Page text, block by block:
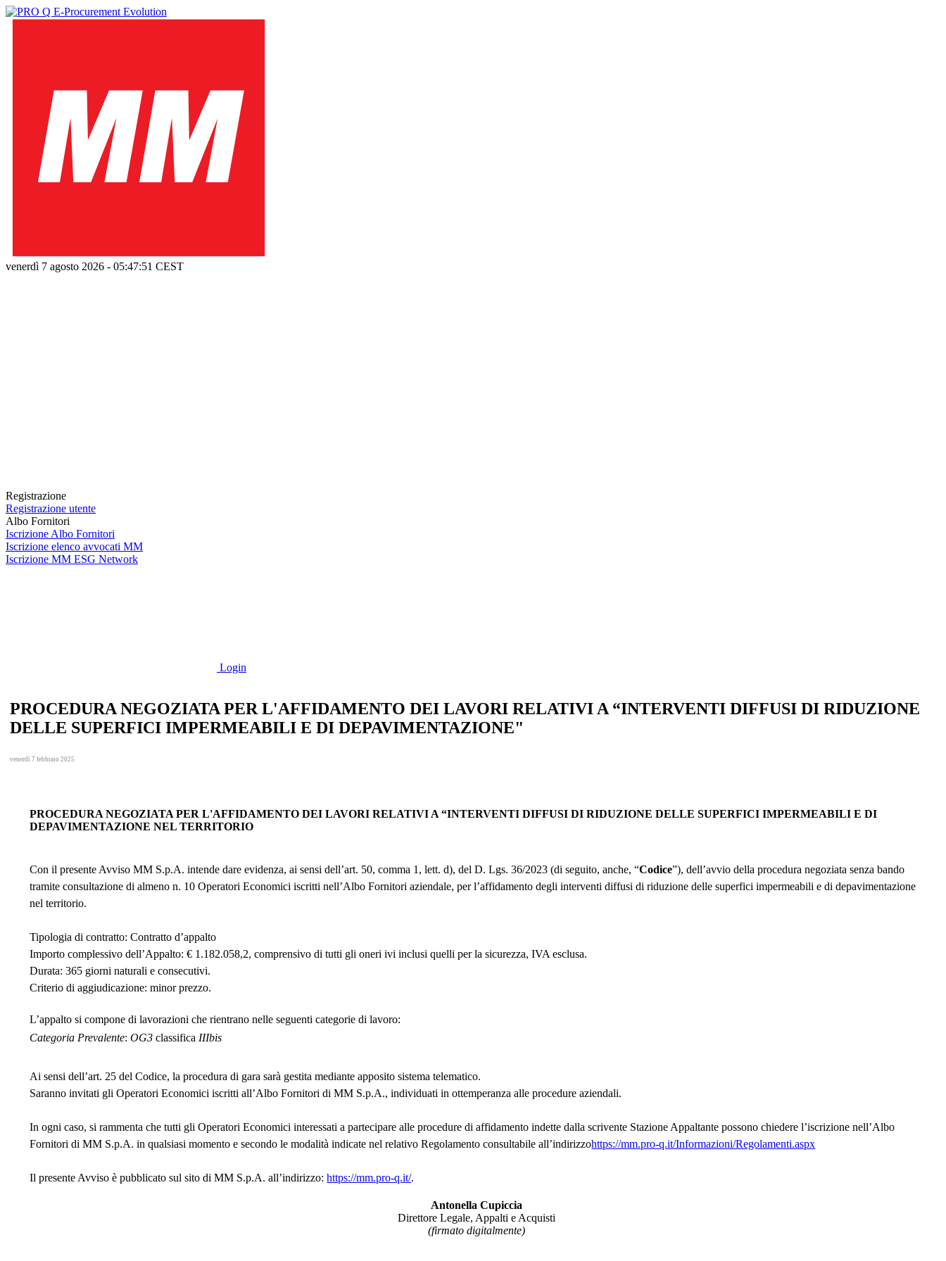
venerdì 7 agosto 2026 - 05:47:51 CEST
Registrazione
Registrazione utente
Albo Fornitori
Iscrizione Albo Fornitori
Iscrizione elenco avvocati MM
Iscrizione MM ESG Network
Login
PROCEDURA NEGOZIATA PER L'AFFIDAMENTO DEI LAVORI RELATIVI A “INTERVENTI DIFFUSI DI RIDUZIONE
DELLE SUPERFICI IMPERMEABILI E DI DEPAVIMENTAZIONE"
venerdì 7 febbraio 2025
PROCEDURA NEGOZIATA PER L'AFFIDAMENTO DEI LAVORI RELATIVI A “INTERVENTI DIFFUSI DI RIDUZIONE DELLE SUPERFICI IMPERMEABILI E DI
DEPAVIMENTAZIONE NEL TERRITORIO
Con il presente Avviso MM S.p.A. intende dare evidenza, ai sensi dell’art. 50, comma 1, lett. d), del D. Lgs. 36/2023 (di seguito, anche, “Codice”), dell’avvio della procedura negoziata senza bando
tramite consultazione di almeno n. 10 Operatori Economici iscritti nell’Albo Fornitori aziendale, per l’affidamento degli interventi diffusi di riduzione delle superfici impermeabili e di depavimentazione
nel territorio.
Tipologia di contratto: Contratto d’appalto
Importo complessivo dell’Appalto: € 1.182.058,2,comprensivo di tutti gli oneri ivi inclusi quelli per la sicurezza, IVA esclusa.
Durata: 365 giorni naturali e consecutivi.
Criterio di aggiudicazione: minor prezzo.
L’appalto si compone di lavorazioni che rientrano nelle seguenti categorie di lavoro:
Categoria Prevalente:OG3 classifica IIIbis
Ai sensi dell’art. 25 del Codice, la procedura di gara sarà gestita mediante apposito sistema telematico.
Saranno invitati gli Operatori Economici iscritti all’Albo Fornitori di MM S.p.A., individuati in ottemperanza alle procedure aziendali.
In ogni caso, si rammenta che tutti gli Operatori Economici interessati a partecipare alle procedure di affidamento indette dalla scrivente Stazione Appaltante possono chiedere l’iscrizione nell’Albo
Fornitori di MM S.p.A. in qualsiasi momento e secondo le modalità indicate nel relativo Regolamento consultabile all’indirizzohttps://mm.pro-q.it/Informazioni/Regolamenti.aspx
Il presente Avviso è pubblicato sul sito di MM S.p.A. all’indirizzo:https://mm.pro-q.it/.
Antonella Cupiccia
Direttore Legale, Appalti e Acquisti
(firmato digitalmente)